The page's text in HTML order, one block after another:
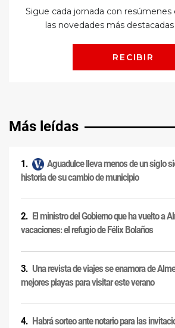
Más leídas
Aguadulce lleva menos de un siglo
historia de su cambio de municipio
El ministro del Gobierno que ha vuelto a
vacaciones: el refugio de Félix Bolaños
Una revista de viajes se enamora de
mejores playas para visitar este verano
Habrá sorteo ante notario para las